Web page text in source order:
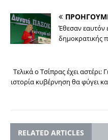
Έθεσαν εαυτόν
δημοκρατικής
Tελικά ο Τσίπρας έχει
ιστορία κυβέρνηση θα φύγει
RELATED ARTICLES